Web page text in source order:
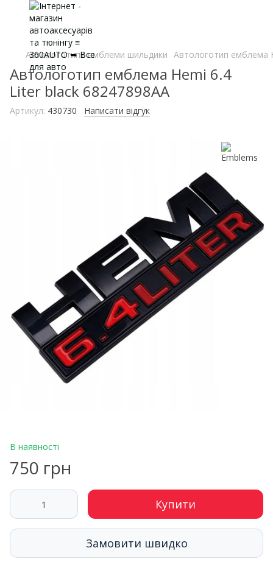
Автологотипи емблеми шильдики Автологотип емблема
Автологотип емблема Hemi 6.4
Liter black 68247898AA
Артикул: 430730 Написати відгук
В наявності
750 грн
Купити
Замовити швидко